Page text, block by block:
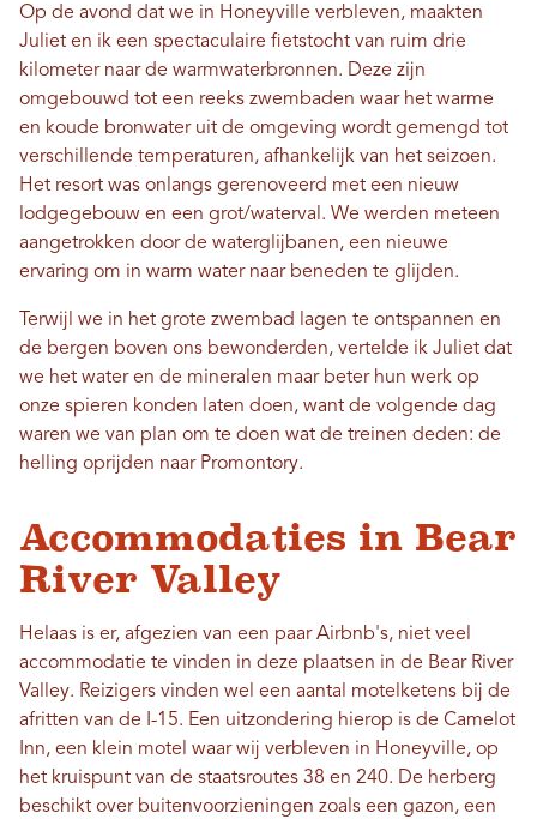
Op de avond dat we in Honeyville verbleven, maakten
Juliet en ik een spectaculaire fietstocht van ruim drie
kilometer naar de warmwaterbronnen. Deze zijn
omgebouwd tot een reeks zwembaden waar het warme
en koude bronwater uit de omgeving wordt gemengd tot
verschillende temperaturen, afhankelijk van het seizoen.
Het resort was onlangs gerenoveerd met een nieuw
lodgegebouw en een grot/waterval. We werden meteen
aangetrokken door de waterglijbanen, een nieuwe
ervaring om in warm water naar beneden te glijden.
Terwijl we in het grote zwembad lagen te ontspannen en
de bergen boven ons bewonderden, vertelde ik Juliet dat
we het water en de mineralen maar beter hun werk op
onze spieren konden laten doen, want de volgende dag
waren we van plan om te doen wat de treinen deden: de
helling oprijden naar Promontory.
Accommodaties in Bear
River Valley
Helaas is er, afgezien van een paar Airbnb's, niet veel
accommodatie te vinden in deze plaatsen in de Bear River
Valley. Reizigers vinden wel een aantal motelketens bij de
afritten van de I-15. Een uitzondering hierop is de Camelot
Inn, een klein motel waar wij verbleven in Honeyville, op
het kruispunt van de staatsroutes 38 en 240. De herberg
beschikt over buitenvoorzieningen zoals een gazon, een